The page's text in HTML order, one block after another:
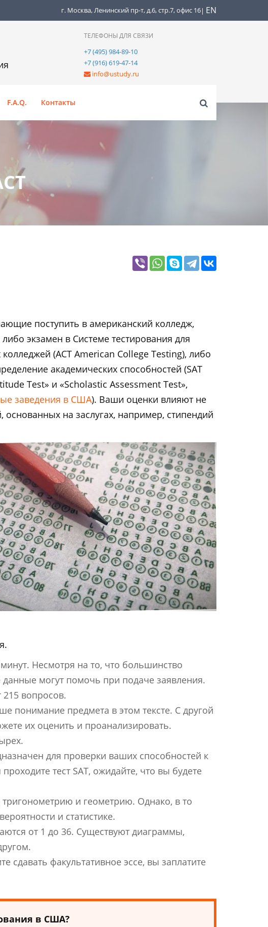
г. Москва, Ленинский пр-т, д.6, стр.7, офис 16| EN
ТЕЛЕФОНЫ ДЛЯ СВЯЗИ
+7 (495) 984-89-10
+7 (916) 619-47-14
info@ustudy.ru
F.A.Q. Контакты
поступить в американский колледж,
экзамен в Системе тестирования для
(ACT American College Testing), либо
академических способностей (SAT
Test» и «Scholastic Assessment Test»,
заведения в США). Ваши оценки влияют не
на заслугах, например, стипендий
Несмотря на то, что большинство
данные могут помочь при подаче заявления.
215 вопросов.
понимание предмета в этом тексте. С другой
их оценить и проанализировать.
для проверки ваших способностей к
тест SAT, ожидайте, что вы будете
и геометрию. Однако, в то
и статистике.
от 1 до 36. Существуют диаграммы,
сдавать факультативное эссе, вы заплатите
в США?